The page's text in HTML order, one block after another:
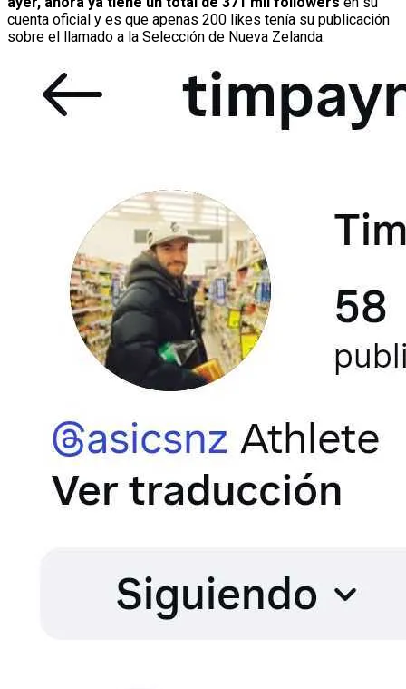
cuenta oficial y es que apenas 200 likes tenía su publicación
sobre el llamado a la Selección de Nueva Zelanda.